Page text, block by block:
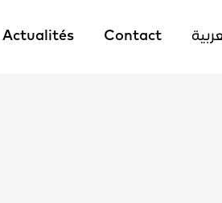
Actualités Contact